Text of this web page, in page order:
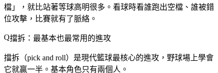
檔」，就比站著等球高明很多。看球時看誰跑出空檔、誰被錯
位攻擊，比賽就有了脈絡。
擋拆：最基本也最常用的進攻
擋拆（pick and roll）是現代籃球最核心的進攻，野球場上學會
它就贏一半。基本角色只有兩個人。